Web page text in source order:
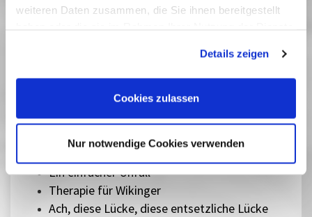
weiteren Daten zusammen, die Sie ihnen bereitgestellt
Cookies, wenn Sie unsere Webseite weiterhin nutzen.
Details zeigen
Cookies zulassen
Nur notwendige Cookies verwenden
Im Schatten des Orangenbaums
Sentimental Value
The Mastermind
Silent Friend
Lesbian Space Princess
Ein einfacher Unfall
Therapie für Wikinger
Ach, diese Lücke, diese entsetzliche Lücke